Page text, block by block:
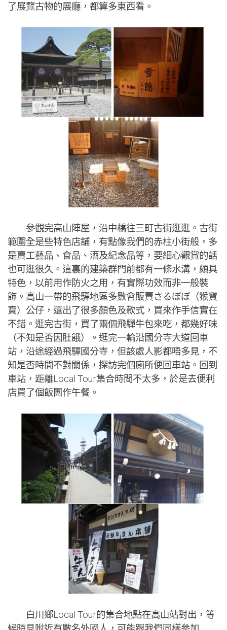
了展覽古物的展廳，都算多東西看。
參觀完高山陣屋，沿中橋往三町古街逛逛。古街
範圍全是些特色店舖，有點像我們的赤柱小街般，多
是賣工藝品、食品、酒及紀念品等，要細心觀賞的話
也可逛很久。這裏的建築群門前都有一條水溝，頗具
特色，以前用作防火之用，有實際功效而非一般裝
飾。高山一帶的飛驒地區多數會販賣さるぼぼ（猴寶
寶）公仔，還出了很多顏色及款式，買來作手信實在
不錯。逛完古街，買了兩個飛驒牛包來吃，都幾好味
（不知是否因肚餓）。逛完一輪沿國分寺大道回車
站，沿途經過飛驒國分寺，但該處人影都唔多見，不
知是否時間不對關係，探訪完個廁所便回車站。回到
車站，距離Local Tour集合時間不太多，於是去便利
店買了個飯團作午餐。
白川鄉Local Tour的集合地點在高山站對出，等